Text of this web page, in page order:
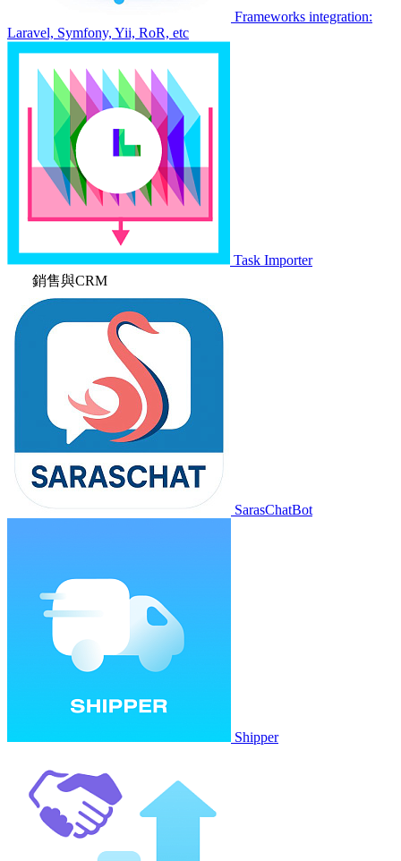
Frameworks integration:
Laravel, Symfony, Yii, RoR, etc
Task Importer
銷售與CRM
SarasChatBot
Shipper